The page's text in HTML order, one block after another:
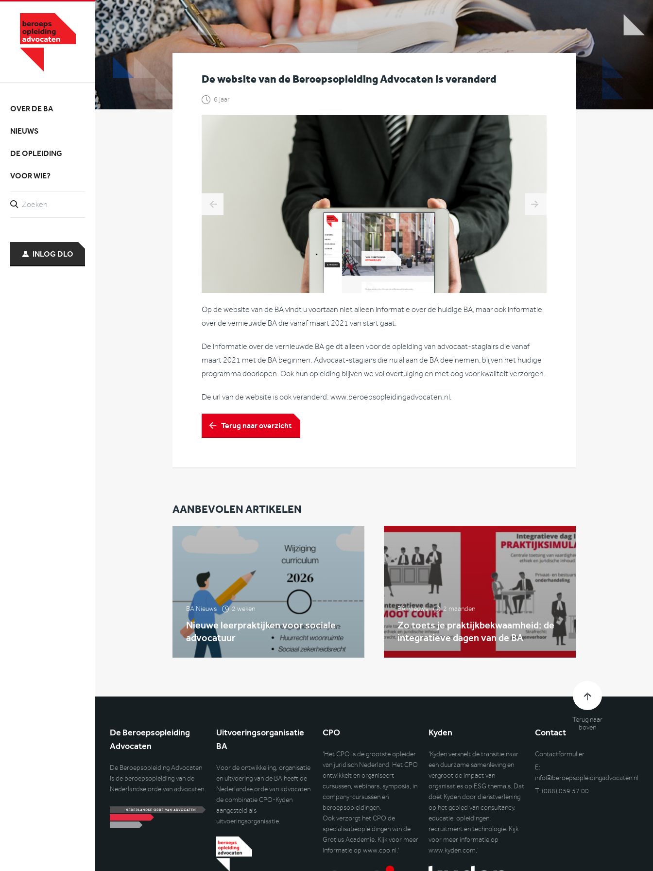
OVER DE BA
NIEUWS
DE OPLEIDING
VOOR WIE?
INLOG DLO
De website van de Beroepsopleiding Advocaten is veranderd
6 jaar
Op de website van de BA vindt u voortaan niet alleen informatie over de huidige BA, maar ook informatie
over de vernieuwde BA die vanaf maart 2021 van start gaat.
De informatie over de vernieuwde BA geldt alleen voor de opleiding van advocaat-stagiairs die vanaf
maart 2021 met de BA beginnen. Advocaat-stagiairs die nu al aan de BA deelnemen, blijven het huidige
programma doorlopen. Ook hun opleiding blijven we vol overtuiging en met oog voor kwaliteit verzorgen.
De url van de website is ook veranderd: www.beroepsopleidingadvocaten.nl.
Terug naar overzicht
AANBEVOLEN ARTIKELEN
BA Nieuws 2 weken
Nieuwe leerpraktijken voor sociale
advocatuur
BA Nieuws 2 maanden
Zo toets je praktijkbekwaamheid: de
integratieve dagen van de BA
Terug naar
boven
De Beroepsopleiding
Advocaten
De Beroepsopleiding Advocaten
is de beroepsopleiding van de
Nederlandse orde van advocaten.
Uitvoeringsorganisatie
BA
Voor de ontwikkeling, organisatie
en uitvoering van de BA heeft de
Nederlandse orde van advocaten
de combinatie CPO-Kyden
aangesteld als
uitvoeringsorganisatie.
CPO
‘Het CPO is de grootste opleider
van juridisch Nederland. Het CPO
ontwikkelt en organiseert
cursussen, webinars, symposia, in
company-cursussen en
beroepsopleidingen.
Ook verzorgt het CPO de
specialisatieopleidingen van de
Grotius Academie. Kijk voor meer
informatie op www.cpo.nl.’
Kyden
‘Kyden versnelt de transitie naar
een duurzame samenleving en
vergroot de impact van
organisaties op ESG thema’s. Dat
doet Kyden door dienstverlening
op het gebied van consultancy,
educatie, opleidingen,
recruitment en technologie. Kijk
voor meer informatie op
www.kyden.com.’
Contact
Contactformulier
E:
info@beroepsopleidingadvocaten.nl
T: (088) 059 57 00